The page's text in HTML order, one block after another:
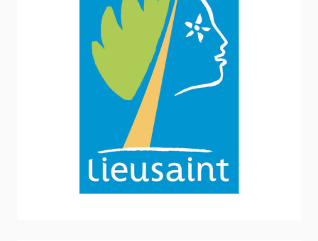
Ville de Lieusaint
Sport - Loisirs - Jeunesse